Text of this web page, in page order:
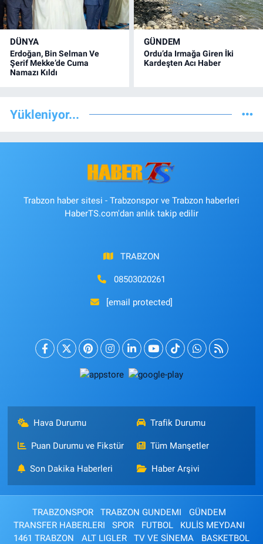
DÜNYA
Erdoğan, Bin Selman Ve
Şerif Mekke’de Cuma
Namazı Kıldı
GÜNDEM
Ordu’da Irmağa Giren İki
Kardeşten Acı Haber
Yükleniyor...
Trabzon haber sitesi - Trabzonspor ve Trabzon haberleri
HaberTS.com'dan anlık takip edilir
TRABZON
08503020261
[email protected]
Hava Durumu Trafik Durumu
Puan Durumu ve Fikstür Tüm Manşetler
Son Dakika Haberleri Haber Arşivi
TRABZONSPOR TRABZON GUNDEMI
GÜNDEM
TRANSFER HABERLERI
SPOR FUTBOL
KULİS MEYDANI
1461 TRABZON
ALT LIGLER TV VE SİNEMA BASKETBOL